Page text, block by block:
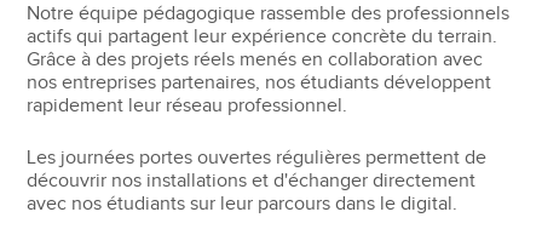
Notre équipe pédagogique rassemble des professionnels
actifs qui partagent leur expérience concrète du terrain.
Grâce à des projets réels menés en collaboration avec
nos entreprises partenaires, nos étudiants développent
rapidement leur réseau professionnel.
Les journées portes ouvertes régulières permettent de
découvrir nos installations et d'échanger directement
avec nos étudiants sur leur parcours dans le digital.